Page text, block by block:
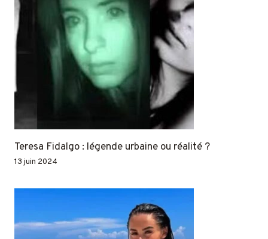
Teresa Fidalgo : légende urbaine ou réalité ?
13 juin 2024